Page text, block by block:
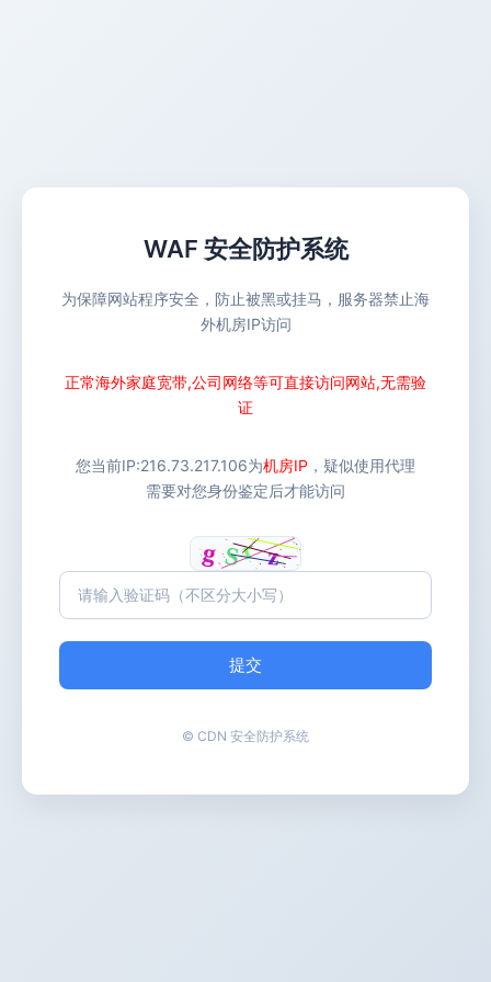
WAF 安全防护系统
为保障网站程序安全，防止被黑或挂马，服务器禁止海
外机房IP访问
正常海外家庭宽带,公司网络等可直接访问网站,无需验
证
您当前IP:216.73.217.106为机房IP ，疑似使用代理
需要对您身份鉴定后才能访问
提交
© CDN 安全防护系统